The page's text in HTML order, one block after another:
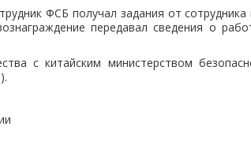
ФСБ получал задания от
передавал сведения о
с китайским министерством